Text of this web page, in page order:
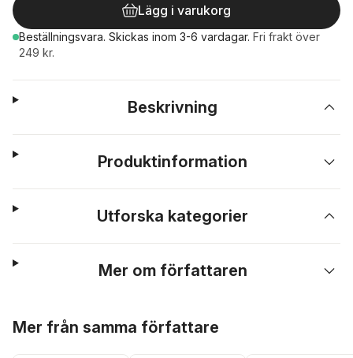
Lägg i varukorg
Beställningsvara. Skickas inom 3-6 vardagar. Fri frakt över
249 kr.
Beskrivning
Produktinformation
Utforska kategorier
Mer om författaren
Mer från samma författare